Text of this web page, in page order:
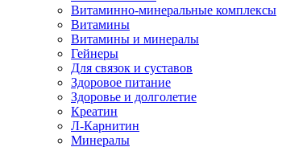
Витаминно-минеральные комплексы
Витамины
Витамины и минералы
Гейнеры
Для связок и суставов
Здоровое питание
Здоровье и долголетие
Креатин
Л-Карнитин
Минералы